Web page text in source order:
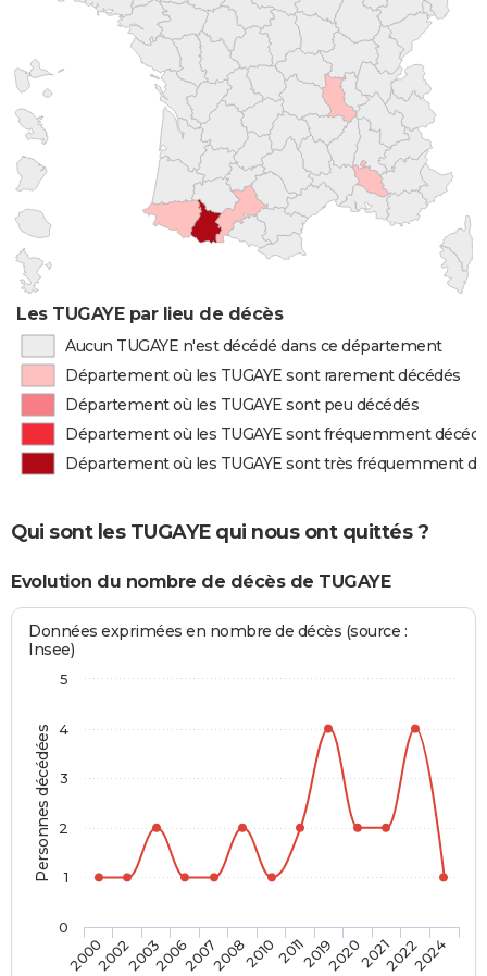
Les TUGAYE par lieu de décès
Aucun TUGAYE n'est décédé dans ce département
Département où les TUGAYE sont rarement décédés
Département où les TUGAYE sont peu décédés
Département où les TUGAYE sont fréquemment
Département où les TUGAYE sont très fréquemment
Qui sont les TUGAYE qui nous ont quittés ?
Evolution du nombre de décès de TUGAYE
Personnes décédées
Données exprimées en nombre de décès (source :
Insee)
2000200220032006200720082010201120192020202120222024
0
1
2
3
4
5